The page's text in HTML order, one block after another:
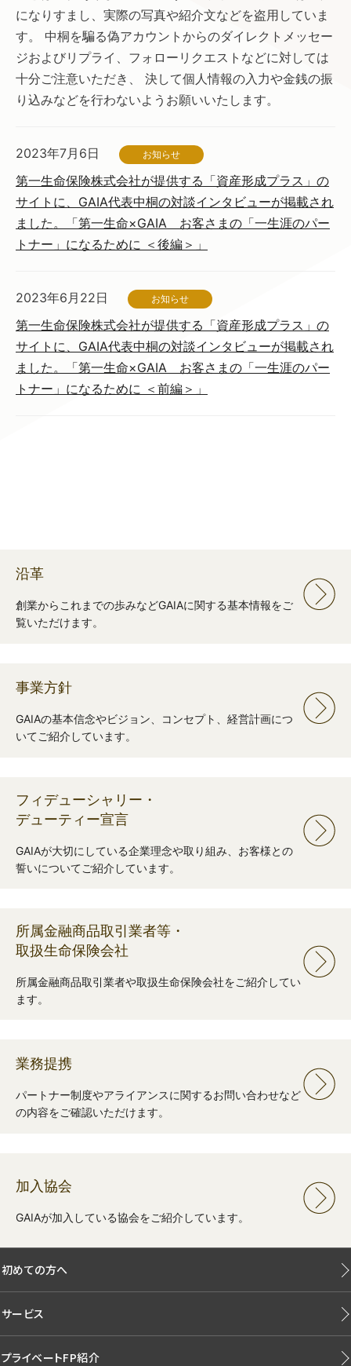
になりすまし、実際の写真や紹介文などを盗用していま
す。 中桐を騙る偽アカウントからのダイレクトメッセー
ジおよびリプライ、フォローリクエストなどに対しては
十分ご注意いただき、 決して個人情報の入力や金銭の振
り込みなどを行わないようお願いいたします。
2023年7月6日 お知らせ
第一生命保険株式会社が提供する「資産形成プラス」の
サイトに、GAIA代表中桐の対談インタビューが掲載され
ました。「第一生命×GAIA お客さまの「一生涯のパー
トナー」になるために ＜後編＞」
2023年6月22日 お知らせ
第一生命保険株式会社が提供する「資産形成プラス」の
サイトに、GAIA代表中桐の対談インタビューが掲載され
ました。「第一生命×GAIA お客さまの「一生涯のパー
トナー」になるために ＜前編＞」
沿革
創業からこれまでの歩みなどGAIAに関する基本情報をご
覧いただけます。
事業方針
GAIAの基本信念やビジョン、コンセプト、経営計画につ
いてご紹介しています。
フィデューシャリー・
デューティー宣言
GAIAが大切にしている企業理念や取り組み、お客様との
誓いについてご紹介しています。
所属金融商品取引業者等・
取扱生命保険会社
所属金融商品取引業者や取扱生命保険会社をご紹介してい
ます。
業務提携
パートナー制度やアライアンスに関するお問い合わせなど
の内容をご確認いただけます。
加入協会
GAIAが加入している協会をご紹介しています。
初めての方へ
サービス
プライベートFP紹介